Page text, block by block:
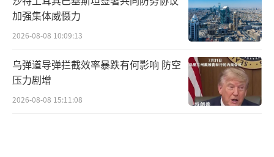
加强集体威慑力
2026-08-08 10:09:13
乌弹道导弹拦截效率暴跌有何影响 防空
压力剧增
2026-08-08 15:11:08